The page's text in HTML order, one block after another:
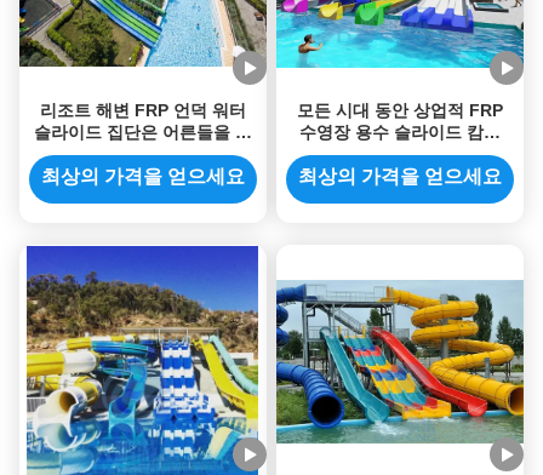
리조트 해변 FRP 언덕 워터
슬라이드 집단은 어른들을 위
해 빅 워터 슬라이드를 특화했
습니다
최상의 가격을 얻으세요
모든 시대 동안 상업적 FRP
수영장 용수 슬라이드 캄보
7m 키
최상의 가격을 얻으세요